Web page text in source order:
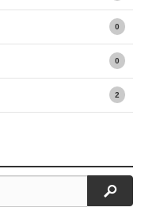
0
0
2
検索